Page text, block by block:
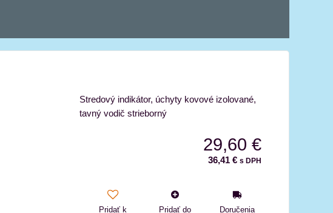
Stredový indikátor, úchyty kovové izolované,
tavný vodič strieborný
29,60 €
36,41 € s DPH
Pridať k
Pridať do
Doručenia